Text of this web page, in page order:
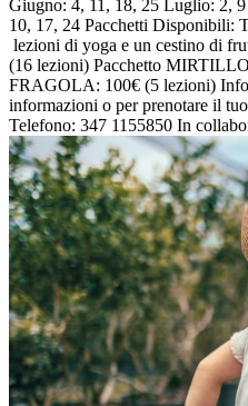
Giugno: 4, 11, 18, 25 Luglio: 2,
10, 17, 24 Pacchetti Disponibili:
lezioni di yoga e un cestino di
(16 lezioni) Pacchetto
FRAGOLA: 100€ (5 lezioni)
informazioni o per prenotare il
Telefono: 347 1155850 In